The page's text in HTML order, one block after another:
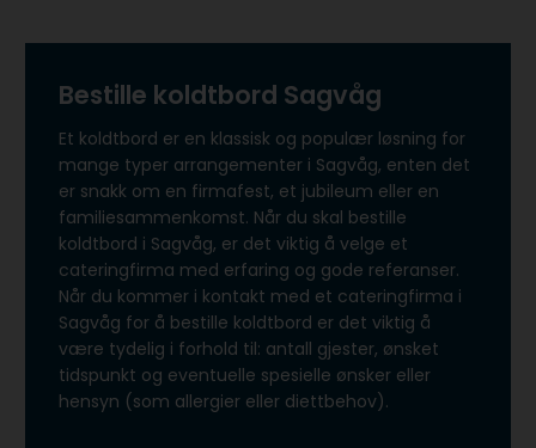
Bestille koldtbord Sagvåg
Et koldtbord er en klassisk og populær løsning for
mange typer arrangementer i Sagvåg, enten det
er snakk om en firmafest, et jubileum eller en
familiesammenkomst. Når du skal bestille
koldtbord i Sagvåg, er det viktig å velge et
cateringfirma med erfaring og gode referanser.
Når du kommer i kontakt med et cateringfirma i
Sagvåg for å bestille koldtbord er det viktig å
være tydelig i forhold til: antall gjester, ønsket
tidspunkt og eventuelle spesielle ønsker eller
hensyn (som allergier eller diettbehov).